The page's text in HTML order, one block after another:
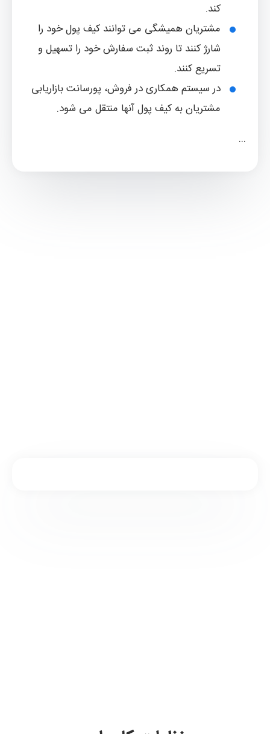
کند.
مشتریان همیشگی می توانند کیف پول خود را
شارژ کنند تا روند ثبت سفارش خود را تسهیل و
تسریع کنند.
در سیستم همکاری در فروش، پورسانت بازاریابی
مشتریان به کیف پول آنها منتقل می شود.
…